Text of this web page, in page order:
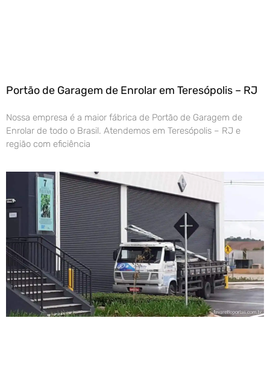
Portão de Garagem de Enrolar em Teresópolis – RJ
Nossa empresa é a maior fábrica de Portão de Garagem de
Enrolar de todo o Brasil. Atendemos em Teresópolis – RJ e
região com eficiência